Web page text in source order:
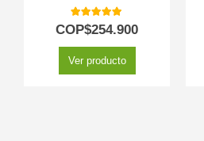
5.00out of 5
COP$254.900
Ver producto